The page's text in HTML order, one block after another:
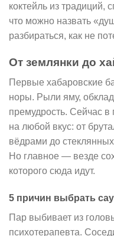
коктейль из традиций,
что можно назвать
разбираться, как не
От землянки до
Первые хабаровские
норы. Рыли яму,
премудрость. Сейчас
на любой вкус: от
вёдрами до
Но главное — везде
которого сюда идут.
5 причин выбрать
Пар выбивает из
психотерапевта.